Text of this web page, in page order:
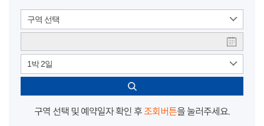
구역 선택
1박 2일
구역 선택 및 예약일자 확인 후 조회버튼을 눌러주세요.